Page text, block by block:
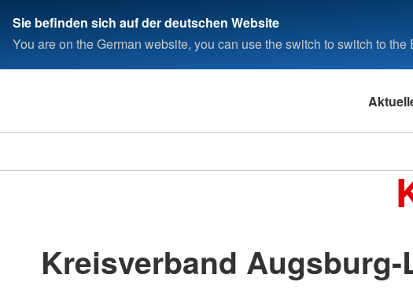
Sie befinden sich auf der deutschen Website
You are on the German website, you can use the switch to switch to the
Kreisverband Augsburg-